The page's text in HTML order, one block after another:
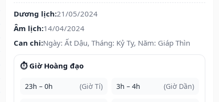
Dương lịch:21/05/2024
Âm lịch:14/04/2024
Can chi:Ngày: Ất Dậu, Tháng: Kỷ Tỵ, Năm: Giáp Thìn
⏱️ Giờ Hoàng đạo
23h – 0h (Giờ Tí) 3h – 4h (Giờ Dần)